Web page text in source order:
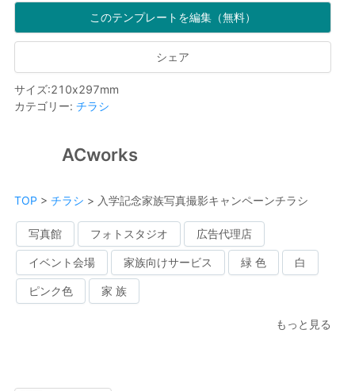
このテンプレートを編集（無料）
シェア
サイズ:210x297mm
カテゴリー: チラシ
ACworks
TOP > チラシ > 入学記念家族写真撮影キャンペーンチラシ
写真館 フォトスタジオ 広告代理店
イベント会場 家族向けサービス 緑 色 白
ピンク色 家 族
もっと見る